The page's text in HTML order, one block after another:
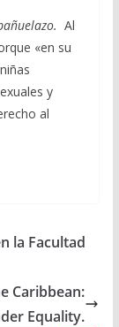
Al
«en su
y
al
la Facultad
Caribbean:
Equality.